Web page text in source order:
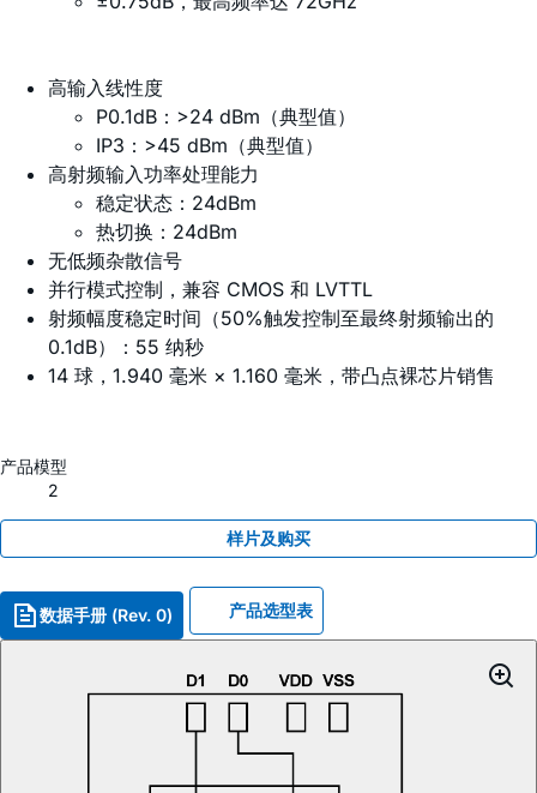
高输入线性度
P0.1dB：>24 dBm（典型值）
IP3：>45 dBm（典型值）
高射频输入功率处理能力
稳定状态：24dBm
热切换：24dBm
无低频杂散信号
并行模式控制，兼容 CMOS 和 LVTTL
射频幅度稳定时间（50%触发控制至最终射频输出的
0.1dB）：55 纳秒
14 球，1.940 毫米 × 1.160 毫米，带凸点裸芯片销售
产品模型
2
样片及购买
数据手册 (Rev. 0) 产品选型表